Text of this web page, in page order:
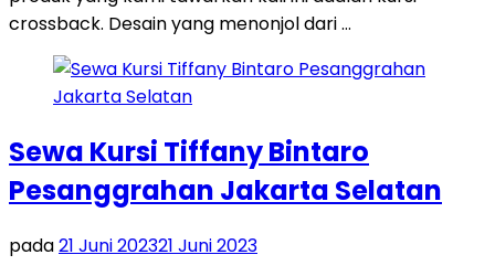
crossback. Desain yang menonjol dari …
Sewa Kursi Tiffany Bintaro
Pesanggrahan Jakarta Selatan
pada21 Juni 202321 Juni 2023